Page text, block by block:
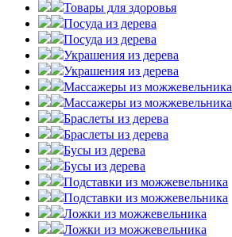
Товары для здоровья
Посуда из дерева
Посуда из дерева
Украшения из дерева
Украшения из дерева
Массажеры из можжевельника
Массажеры из можжевельника
Браслеты из дерева
Браслеты из дерева
Бусы из дерева
Бусы из дерева
Подставки из можжевельника
Подставки из можжевельника
Ложки из можжевельника
Ложки из можжевельника